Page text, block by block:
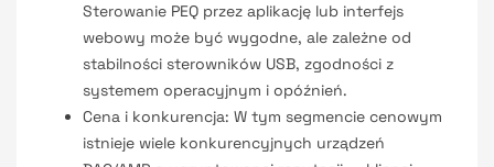
Sterowanie PEQ przez aplikację lub interfejs
webowy może być wygodne, ale zależne od
stabilności sterowników USB, zgodności z
systemem operacyjnym i opóźnień.
Cena i konkurencja: W tym segmencie cenowym
istnieje wiele konkurencyjnych urządzeń